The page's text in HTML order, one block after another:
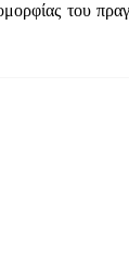
του